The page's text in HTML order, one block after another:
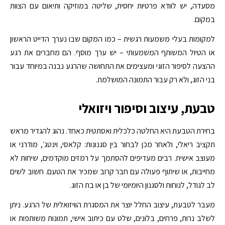
מסעדה, יש לוודא פרטיות יחסית, שליטה במוזיקה ותיאום עם הצוות
במקום.
למקומות בעלי משמעות רגשית – כמו המקום שבו נערך הדייט הראשון
או הטיול המשותף המשמעותי – יש ערך מוסף. הם מחברים את רגע
ההצעה לסיפור הזוגי ומעצימים את התחושה שהרגע נבנה במיוחד עבור
בני הזוג, ולא רק עבור התמונה המושלמת.
טבעת, עיצוב וסיפור ויזואלי
בחירת הטבעת היא החלטה כלכלית ואסתטית כאחד. נהוג להגדיר מראש
תקציב ריאלי, ולאחר מכן לבחור בין סגנונות: קלאסי, וינטג׳, מודרני או
מעוצב אישית. רבים מעדיפים להסתמך על רמזים מוקדמים, שיחות לא
מחייבות, או שיתוף פעולה עם חבר קרוב שמכיר את הטעם. חשוב לשים
לב לגודל, לנוחות ולסגנון היומיומי של בן או בת הזוג.
מעבר לטבעת, עיצוב החלל יוצר את המסגרת הוויזואלית של הרגע. ניתן
לשלב נרות, פרחים, בלונים, שלט עם כיתוב אישי, תמונות משותפות או